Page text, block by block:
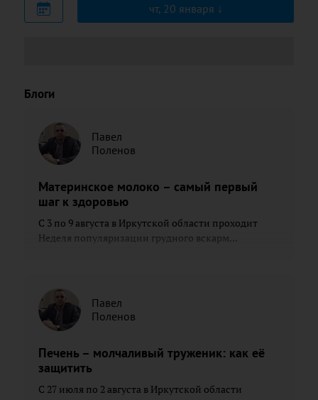
чт, 20 января
Блоги
Павел
Поленов
Материнское молоко – самый первый
шаг к здоровью
С 3 по 9 августа в Иркутской области проходит
Неделя популяризации грудного вскарм...
Павел
Поленов
Печень – молчаливый труженик: как её
защитить
С 27 июля по 2 августа в Иркутской области